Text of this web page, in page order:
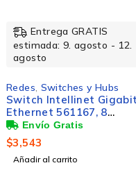
- 12.
Hubs
Gigabit
8
+ 2
s,
estimada:
Redes,
Switch
Ethernet
Puertos
10/100/
Gbit/s,
No